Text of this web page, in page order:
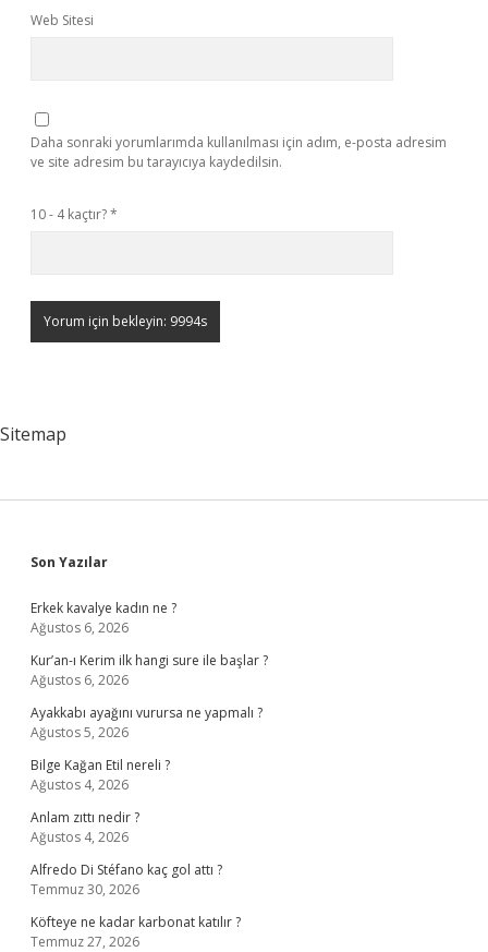
Web Sitesi
Daha sonraki yorumlarımda kullanılması için adım, e-posta adresim
ve site adresim bu tarayıcıya kaydedilsin.
10 - 4 kaçtır?*
Sitemap
Sidebar
Son Yazılar
Erkek kavalye kadın ne ?
Ağustos 6, 2026
Kur’an-ı Kerim ilk hangi sure ile başlar ?
Ağustos 6, 2026
Ayakkabı ayağını vurursa ne yapmalı ?
Ağustos 5, 2026
Bilge Kağan Etil nereli ?
Ağustos 4, 2026
Anlam zıttı nedir ?
Ağustos 4, 2026
Alfredo Di Stéfano kaç gol attı ?
Temmuz 30, 2026
Köfteye ne kadar karbonat katılır ?
Temmuz 27, 2026